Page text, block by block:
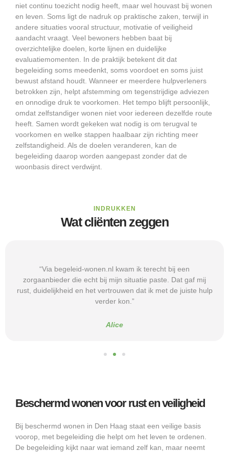
niet continu toezicht nodig heeft, maar wel houvast bij wonen
en leven. Soms ligt de nadruk op praktische zaken, terwijl in
andere situaties vooral structuur, motivatie of veiligheid
aandacht vraagt. Veel bewoners hebben baat bij
overzichtelijke doelen, korte lijnen en duidelijke
evaluatiemomenten. In de praktijk betekent dit dat
begeleiding soms meedenkt, soms voordoet en soms juist
bewust afstand houdt. Wanneer er meerdere hulpverleners
betrokken zijn, helpt afstemming om tegenstrijdige adviezen
en onnodige druk te voorkomen. Het tempo blijft persoonlijk,
omdat zelfstandiger wonen niet voor iedereen dezelfde route
heeft. Samen wordt gekeken wat nodig is om terugval te
voorkomen en welke stappen haalbaar zijn richting meer
zelfstandigheid. Als de doelen veranderen, kan de
begeleiding daarop worden aangepast zonder dat de
woonbasis direct verdwijnt.
INDRUKKEN
Wat cliënten zeggen
“Via begeleid-wonen.nl kwam ik terecht bij een
zorgaanbieder die echt bij mijn situatie paste. Dat gaf mij
rust, duidelijkheid en het vertrouwen dat ik met de juiste hulp
verder kon.”
Alice
Beschermd wonen voor rust en veiligheid
Bij beschermd wonen in Den Haag staat een veilige basis
voorop, met begeleiding die helpt om het leven te ordenen.
De begeleiding kijkt naar wat iemand zelf kan, maar neemt